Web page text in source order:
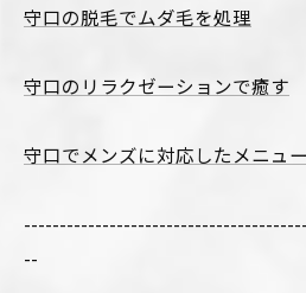
守口の脱毛でムダ毛を処理
守口のリラクゼーションで癒す
守口でメンズに対応したメニュー
--